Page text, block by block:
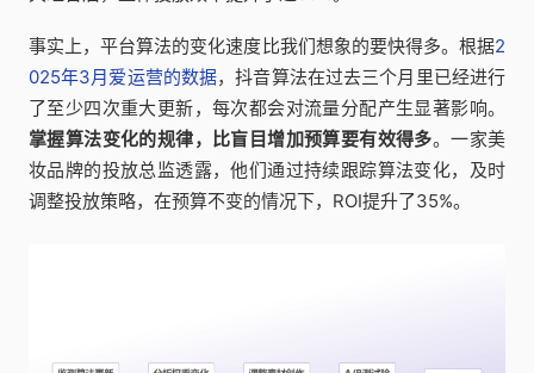
事实上，平台算法的变化速度比我们想象的要快得多。根据2
025年3月爱运营的数据，抖音算法在过去三个月里已经进行
了至少四次重大更新，每次都会对流量分配产生显著影响。
掌握算法变化的规律，比盲目增加预算要有效得多。一家美
妆品牌的投放总监透露，他们通过持续跟踪算法变化，及时
调整投放策略，在预算不变的情况下，ROI提升了35%。